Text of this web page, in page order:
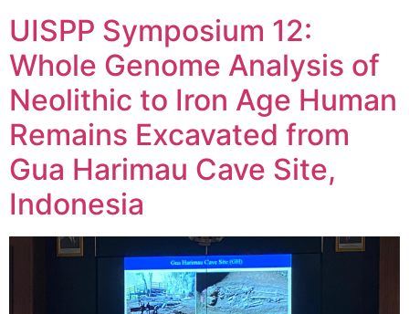
UISPP Symposium 12:
Whole Genome Analysis of
Neolithic to Iron Age Human
Remains Excavated from
Gua Harimau Cave Site,
Indonesia